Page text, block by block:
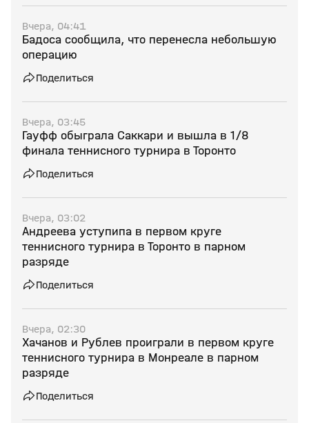
Вчера, 04:41
Бадоса сообщила, что перенесла небольшую
операцию
Поделиться
Вчера, 03:45
Гауфф обыграла Саккари и вышла в 1/8
финала теннисного турнира в Торонто
Поделиться
Вчера, 03:02
Андреева уступипа в первом круге
теннисного турнира в Торонто в парном
разряде
Поделиться
Вчера, 02:30
Хачанов и Рублев проиграли в первом круге
теннисного турнира в Монреале в парном
разряде
Поделиться